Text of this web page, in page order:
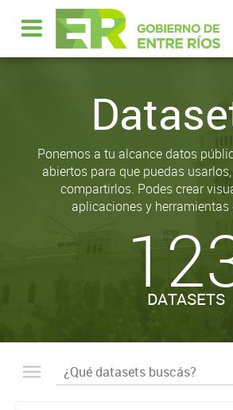
Ponemos a tu alcance datos
abiertos para que puedas
compartirlos. Podes crear
aplicaciones y herramientas
DATASETS